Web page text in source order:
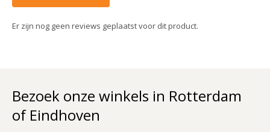
Er zijn nog geen reviews geplaatst voor dit product.
Bezoek onze winkels in Rotterdam
of Eindhoven